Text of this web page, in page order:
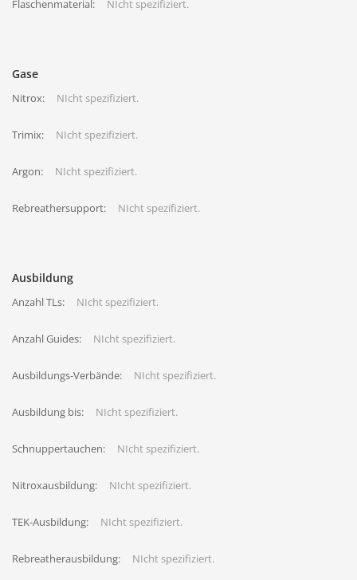
Flaschenmaterial: NIcht spezifiziert.
Gase
Nitrox: NIcht spezifiziert.
Trimix: NIcht spezifiziert.
Argon: NIcht spezifiziert.
Rebreathersupport: NIcht spezifiziert.
Ausbildung
Anzahl TLs: NIcht spezifiziert.
Anzahl Guides: NIcht spezifiziert.
Ausbildungs-Verbände: NIcht spezifiziert.
Ausbildung bis: NIcht spezifiziert.
Schnuppertauchen: NIcht spezifiziert.
Nitroxausbildung: NIcht spezifiziert.
TEK-Ausbildung: NIcht spezifiziert.
Rebreatherausbildung: NIcht spezifiziert.